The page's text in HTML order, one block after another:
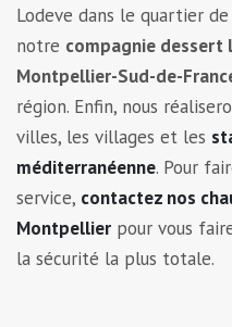
Lodeve dans le quartier
notre compagnie dessert
Montpellier-Sud-de-
région. Enfin, nous
villes, les villages et les
méditerranéenne. Pour
service, contactez nos
Montpellier pour vous
la sécurité la plus totale.